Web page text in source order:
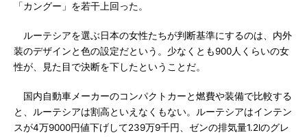
「カングー」を若干上回った。
ルーテシアを選ぶ日本の女性たちが判断基準にするのは、内外
装のデザインと色の設定だという。少なくとも900人くらいの女
性が、見た目で決断を下したということだ。
国内自動車メーカーのコンパクトカーと燃費や装備で比較する
と、ルーテシアは割高といえなくもない。ルーテシアはインテン
スが4万9000円値下げして239万9千円、ゼンの排気量1.2lのグレ